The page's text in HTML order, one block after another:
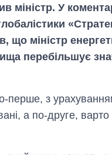
міністр. У
що міністр
перебільшує
з
а по-друге,